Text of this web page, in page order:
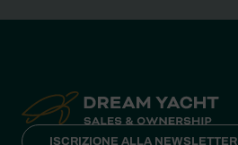
ISCRIZIONE ALLA NEWSLETTER